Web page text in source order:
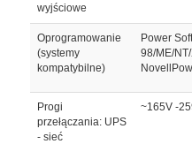
wyjściowe
Oprogramowanie
(systemy
kompatybilne)
Power
98/ME/
Progi
przełączania: UPS
- sieć
~165V -